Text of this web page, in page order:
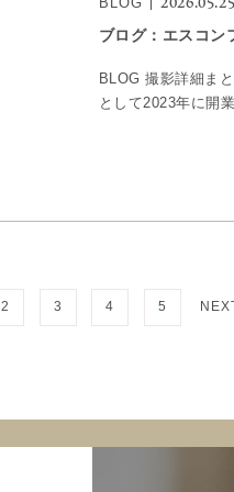
ブログ：エスコン
BLOG 撮影詳細ま
として2023年に開
的なスケール感と
2 3 4 5